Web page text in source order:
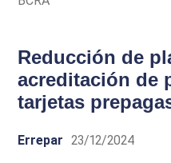
Reducción de
acreditación de
tarjetas
Errepar 23/12/2024